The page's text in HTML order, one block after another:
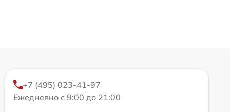
+7 (495) 023-41-97
Ежедневно с 9:00 до 21:00